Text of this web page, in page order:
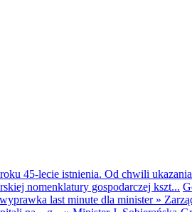
45-lecie istnienia. Od chwili
nomenklatury gospodarczej kszt...
last minute dla minister»